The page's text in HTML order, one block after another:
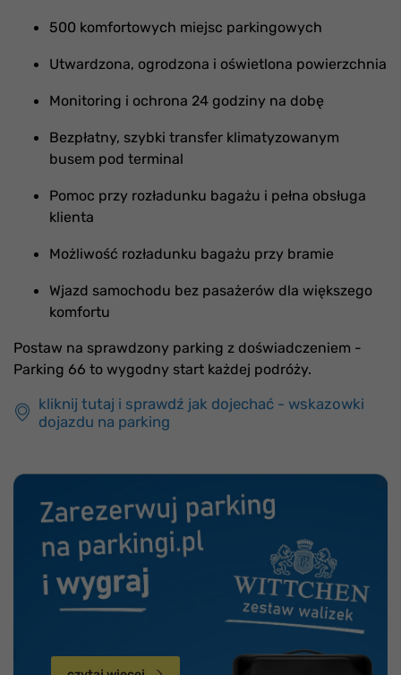
500 komfortowych miejsc parkingowych
Utwardzona, ogrodzona i oświetlona powierzchnia
Monitoring i ochrona 24 godziny na dobę
Bezpłatny, szybki transfer klimatyzowanym
busem pod terminal
Pomoc przy rozładunku bagażu i pełna obsługa
klienta
Możliwość rozładunku bagażu przy bramie
Wjazd samochodu bez pasażerów dla większego
komfortu
Postaw na sprawdzony parking z doświadczeniem -
Parking 66 to wygodny start każdej podróży.
kliknij tutaj i sprawdź jak dojechać - wskazowki
dojazdu na parking